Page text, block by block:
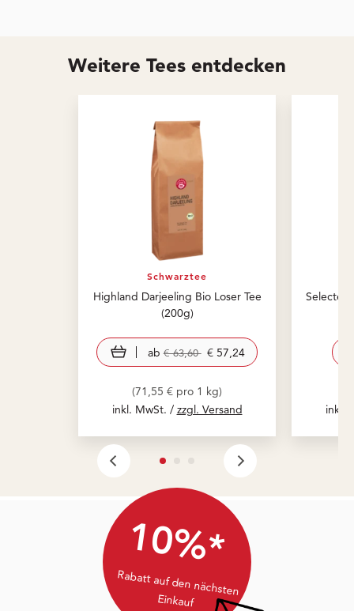
Weitere Tees entdecken
Schwarztee
Highland Darjeeling Bio Loser Tee
(200g)
ab€ 63,60 € 57,24
(71,55 € pro 1 kg)
inkl. MwSt. / zzgl. Versand
inkl.
10%*
Rabatt auf den nächsten
Einkauf